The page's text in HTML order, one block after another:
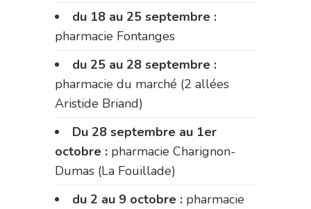
du 18 au 25 septembre :
pharmacie Fontanges
du 25 au 28 septembre :
pharmacie du marché (2 allées
Aristide Briand)
Du 28 septembre au 1er
octobre : pharmacie Charignon-
Dumas (La Fouillade)
du 2 au 9 octobre : pharmacie